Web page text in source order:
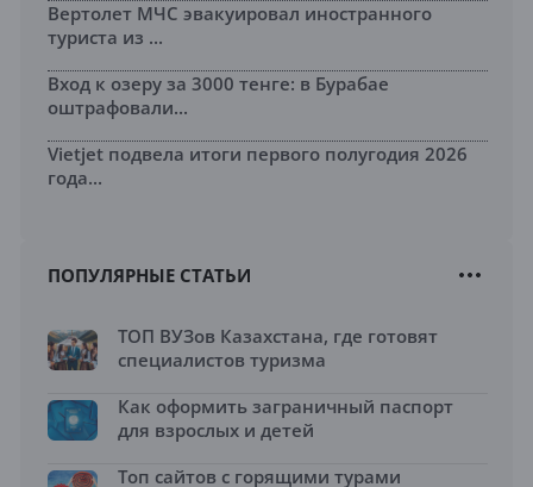
Вертолет МЧС эвакуировал иностранного
туриста из ...
Вход к озеру за 3000 тенге: в Бурабае
оштрафовали...
Vietjet подвела итоги первого полугодия 2026
года...
ПОПУЛЯРНЫЕ СТАТЬИ
ТОП ВУЗов Казахстана, где готовят
специалистов туризма
Как оформить заграничный паспорт
для взрослых и детей
Топ сайтов с горящими турами